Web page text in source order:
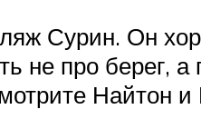
Сурин. Он
не про
Найтон